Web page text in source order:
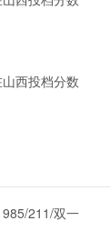
西投档分数
211/双一